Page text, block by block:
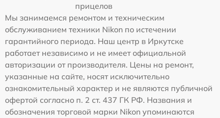
прицелов
Мы занимаемся ремонтом и техническим
обслуживанием техники Nikon по истечении
гарантийного периода. Наш центр в Иркутске
работает независимо и не имеет официальной
авторизации от производителя. Цены на ремонт,
указанные на сайте, носят исключительно
ознакомительный характер и не являются публичной
офертой согласно п. 2 ст. 437 ГК РФ. Названия и
обозначения торговой марки Nikon упоминаются